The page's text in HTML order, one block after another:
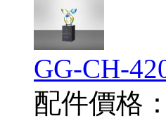
GG-CH-
配件價格：